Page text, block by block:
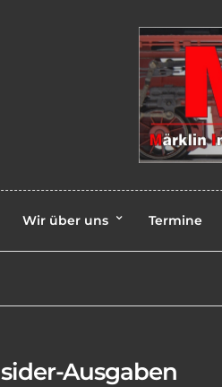
Wir über uns Termine
Ausgaben